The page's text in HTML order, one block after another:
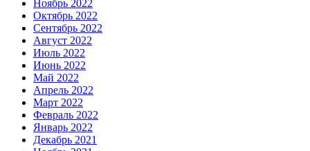
Ноябрь 2022
Октябрь 2022
Сентябрь 2022
Август 2022
Июль 2022
Июнь 2022
Май 2022
Апрель 2022
Март 2022
Февраль 2022
Январь 2022
Декабрь 2021